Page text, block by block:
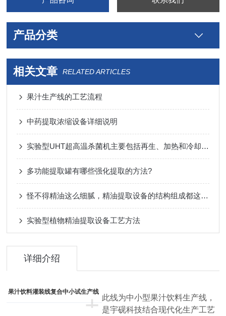
产品分类
相关文章 RELATED ARTICLES
果汁生产线的工艺流程
中药提取浓缩设备详细说明
实验型UHT超高温杀菌机主要包括再生、加热和冷却等三个部分
多功能提取罐有哪些强化提取的方法?
怪不得精油这么细腻，精油提取设备的结构组成都这么复杂了
实验型植物精油提取设备工艺方法
详细介绍
+
果汁饮料灌装线复合中小试生产线
此线为中小型果汁饮料生产线，
是宇砚科技结合现代化生产工艺